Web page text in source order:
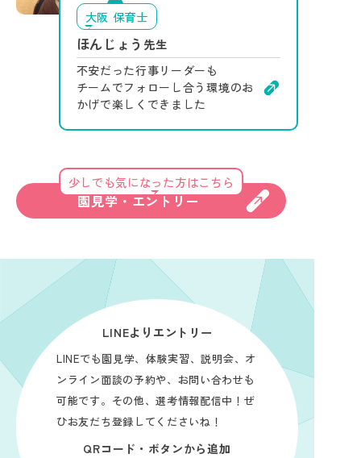
大阪 保育士
ほんじょう 先生
不安だった行事リーダーも
チームでフォローし合う環境のお
かげで楽しくできました
少しでも気になった方はこちら
園見学・エントリー
LINEよりエントリー
LINEでも園見学、体験実習、説明会、オ
ンライン面談の予約や、お問い合わせも
可能です。その他、選考情報配信中！ぜ
ひお友だち登録してくださいね！
QRコード・ボタンから追加